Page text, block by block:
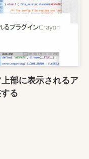
部に表示されるア
る